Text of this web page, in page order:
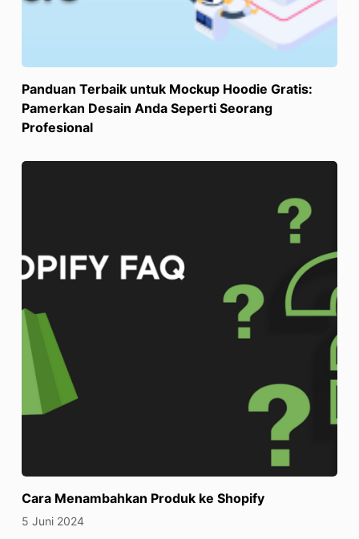
Panduan Terbaik untuk Mockup Hoodie Gratis:
Pamerkan Desain Anda Seperti Seorang
Profesional
Cara Menambahkan Produk ke Shopify
5 Juni 2024